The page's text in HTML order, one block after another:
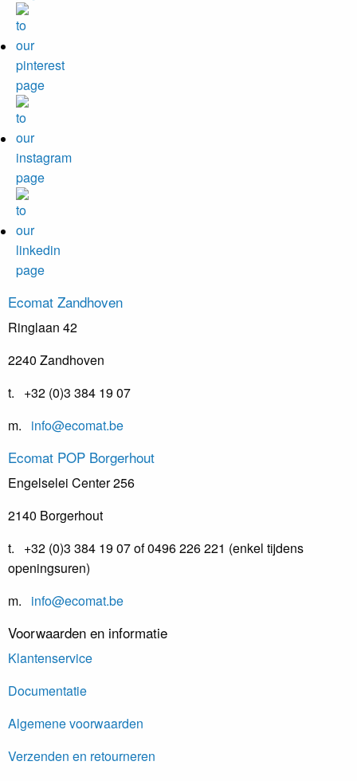
Ecomat Zandhoven
Ringlaan 42
2240 Zandhoven
t. +32 (0)3 384 19 07
m. info@ecomat.be
Ecomat POP Borgerhout
Engelselei Center 256
2140 Borgerhout
t. +32 (0)3 384 19 07 of 0496 226 221 (enkel tijdens
openingsuren)
m. info@ecomat.be
Voorwaarden en informatie
Klantenservice
Documentatie
Algemene voorwaarden
Verzenden en retourneren